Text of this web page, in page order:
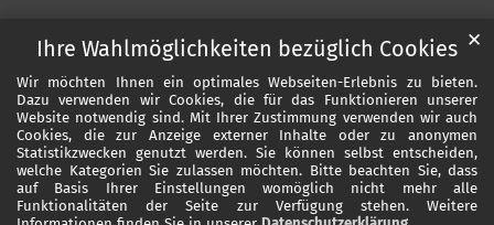
Ihre Wahlmöglichkeiten bezüglich Cookies
Wir möchten Ihnen ein optimales Webseiten-Erlebnis zu bieten.
Dazu verwenden wir Cookies, die für das Funktionieren unserer
Website notwendig sind. Mit Ihrer Zustimmung verwenden wir auch
Cookies, die zur Anzeige externer Inhalte oder zu anonymen
Statistikzwecken genutzt werden. Sie können selbst entscheiden,
welche Kategorien Sie zulassen möchten. Bitte beachten Sie, dass
auf Basis Ihrer Einstellungen womöglich nicht mehr alle
Funktionalitäten der Seite zur Verfügung stehen. Weitere
✕